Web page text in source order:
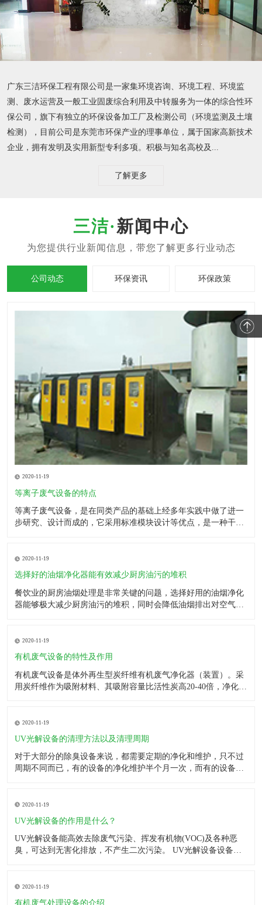
广东三洁环保工程有限公司是一家集环境咨询、环境工程、环境监
测、废水运营及一般工业固废综合利用及中转服务为一体的综合性环
保公司，旗下有独立的环保设备加工厂及检测公司（环境监测及土壤
检测），目前公司是东莞市环保产业的理事单位，属于国家高新技术
企业，拥有发明及实用新型专利多项。积极与知名高校及...
了解更多
新闻中心
公司动态 环保资讯 环保政策
2020-11-19
等离子废气设备的特点
等离子废气设备，是在同类产品的基础上经多年实践中做了进一
步研究、设计而成的，它采用标准模块设计等优点，是一种干法
及维护保养方便。 用途 等离子废气设备产品主要适用于：工业
喷涂废
2020-11-19
选择好的油烟净化器能有效减少厨房油污的堆积
餐饮业的厨房油烟处理是非常关键的问题，选择好用的油烟净化
器能够极大减少厨房油污的堆积，同时会降低油烟排出对空气的
流。而另一部微小粒子则被高低压分离，然后被吸附碳化，降解
有害成分。
2020-11-19
有机废气设备的特性及作用
有机废气设备是体外再生型炭纤维有机废气净化器（装置）。采
用炭纤维作为吸附材料、其吸附容量比活性炭高20-40倍，净化效
2020-11-19
UV光解设备的清理方法以及清理周期
对于大部分的除臭设备来说，都需要定期的净化和维护，只不过
周期不同而已，有的设备的净化维护半个月一次，而有的设备则
的方法。 UV光解设备内部构造虽然不是特别的复杂，但是也需
要专
2020-11-19
UV光解设备的作用是什么？
UV光解设备能高效去除废气污染、挥发有机物(VOC)及各种恶
臭，可达到无害化排放，不产生二次污染。 UV光解设备设备适
革厂、印刷厂、化工厂、中西药厂、金属制造、塑料再生厂、
2020-11-19
有机废气处理设备的介绍